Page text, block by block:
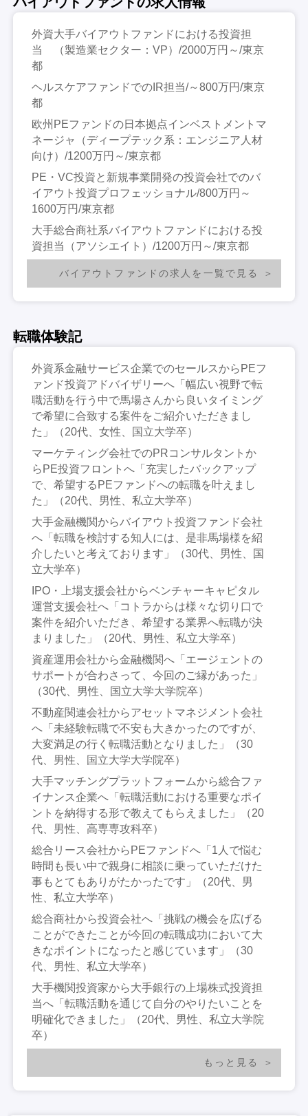
外資大手バイアウトファンドにおける投資担
当 （製造業セクター：VP）/2000万円～/東京
都
ヘルスケアファンドでのIR担当/～800万円/東京
都
欧州PEファンドの日本拠点インベストメントマ
ネージャ（ディープテック系：エンジニア人材
向け）/1200万円～/東京都
PE・VC投資と新規事業開発の投資会社でのバ
イアウト投資プロフェッショナル/800万円～
1600万円/東京都
大手総合商社系バイアウトファンドにおける投
資担当（アソシエイト）/1200万円～/東京都
バイアウトファンドの求人を一覧で見る
転職体験記
外資系金融サービス企業でのセールスからPEフ
ァンド投資アドバイザリーへ「幅広い視野で転
職活動を行う中で馬場さんから良いタイミング
で希望に合致する案件をご紹介いただきまし
た」（20代、女性、国立大学卒）
マーケティング会社でのPRコンサルタントか
らPE投資フロントへ「充実したバックアップ
で、希望するPEファンドへの転職を叶えまし
た」（20代、男性、私立大学卒）
大手金融機関からバイアウト投資ファンド会社
へ「転職を検討する知人には、是非馬場様を紹
介したいと考えております」（30代、男性、国
立大学卒）
IPO・上場支援会社からベンチャーキャピタル
運営支援会社へ「コトラからは様々な切り口で
案件を紹介いただき、希望する業界へ転職が決
まりました」（20代、男性、私立大学卒）
資産運用会社から金融機関へ「エージェントの
サポートが合わさって、今回のご縁があった」
（30代、男性、国立大学大学院卒）
不動産関連会社からアセットマネジメント会社
へ「未経験転職で不安も大きかったのですが、
大変満足の行く転職活動となりました」（30
代、男性、国立大学大学院卒）
大手マッチングプラットフォームから総合ファ
イナンス企業へ「転職活動における重要なポイ
ントを納得する形で教えてもらえました」（20
代、男性、高専専攻科卒）
総合リース会社からPEファンドへ「1人で悩む
時間も長い中で親身に相談に乗っていただけた
事もとてもありがたかったです」（20代、男
性、私立大学卒）
総合商社から投資会社へ「挑戦の機会を広げる
ことができたことが今回の転職成功において大
きなポイントになったと感じています」（30
代、男性、私立大学卒）
大手機関投資家から大手銀行の上場株式投資担
当へ「転職活動を通じて自分のやりたいことを
明確化できました」（20代、男性、私立大学院
卒）
もっと見る